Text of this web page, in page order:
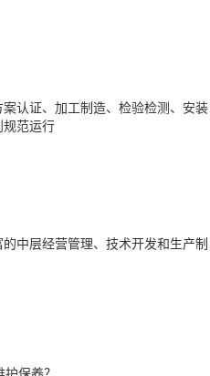
认证、加工制造、检验检测、安装
范运行
中层经营管理、技术开发和生产制